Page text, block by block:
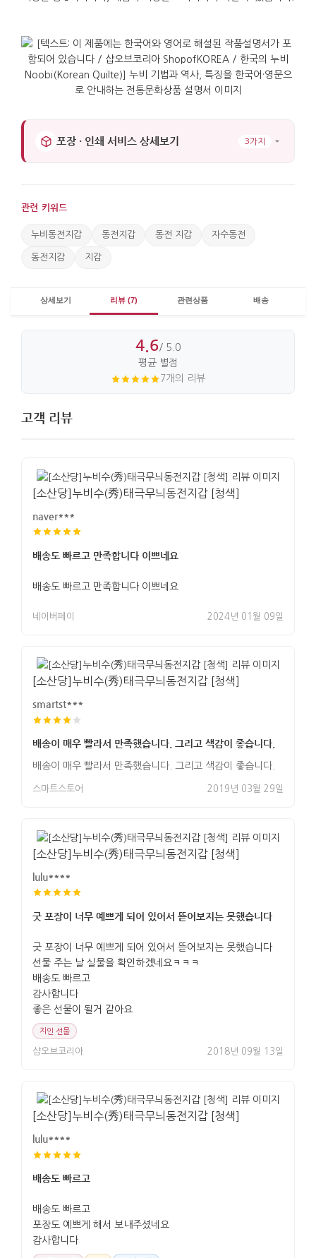
포장 · 인쇄 서비스 상세보기 3가지
관련 키워드
누비동전지갑 동전지갑 동전 지갑 자수동전
동전지갑 지갑
상세보기 리뷰 (7) 관련상품 배송
4.6/ 5.0
평균 별점
7개의 리뷰
고객 리뷰
[소산당]누비수(秀)태극무늬동전지갑 [청색]
naver***
배송도 빠르고 만족합니다 이쁘네요
배송도 빠르고 만족합니다 이쁘네요
네이버페이 2024년 01월 09일
[소산당]누비수(秀)태극무늬동전지갑 [청색]
smartst***
배송이 매우 빨라서 만족했습니다. 그리고 색감이 좋습니다.
배송이 매우 빨라서 만족했습니다. 그리고 색감이 좋습니다.
스마트스토어 2019년 03월 29일
[소산당]누비수(秀)태극무늬동전지갑 [청색]
lulu****
굿 포장이 너무 예쁘게 되어 있어서 뜯어보지는 못했습니다
굿 포장이 너무 예쁘게 되어 있어서 뜯어보지는 못했습니다
선물 주는 날 실물을 확인하겠네요ㅋㅋㅋ
배송도 빠르고
감사합니다
좋은 선물이 될거 같아요
지인 선물
샵오브코리아 2018년 09월 13일
[소산당]누비수(秀)태극무늬동전지갑 [청색]
lulu****
배송도 빠르고
배송도 빠르고
포장도 예쁘게 해서 보내주셨네요
감사합니다